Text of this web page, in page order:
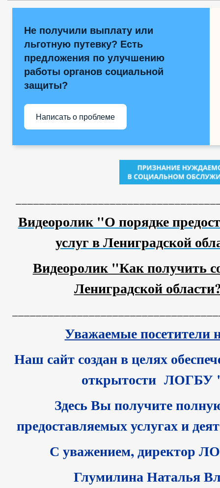
Не получили выплату или
льготную путевку? Есть
предложения по улучшению
работы органов социальной
защиты?
Написать о проблеме
Видеоролик "О порядке
услуг в Лениградской
Видеоролик "Как получить
Лениградской
Уважаемые посетители
Наш сайт создан в целях
открытости
Здесь Вы получите
предоставляемых услугах и
С уважением,
Глумилина Наталья